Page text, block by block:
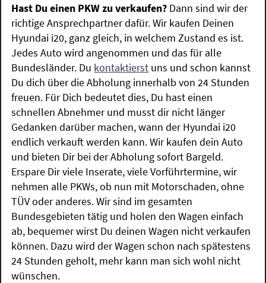
Hast Du einen PKW zu verkaufen? Dann sind wir der
richtige Ansprechpartner dafür. Wir kaufen Deinen
Hyundai i20, ganz gleich, in welchem Zustand es ist.
Jedes Auto wird angenommen und das für alle
Bundesländer. Du kontaktierst uns und schon kannst
Du dich über die Abholung innerhalb von 24 Stunden
freuen. Für Dich bedeutet dies, Du hast einen
schnellen Abnehmer und musst dir nicht länger
Gedanken darüber machen, wann der Hyundai i20
endlich verkauft werden kann. Wir kaufen dein Auto
und bieten Dir bei der Abholung sofort Bargeld.
Erspare Dir viele Inserate, viele Vorführtermine, wir
nehmen alle PKWs, ob nun mit Motorschaden, ohne
TÜV oder anderes. Wir sind im gesamten
Bundesgebieten tätig und holen den Wagen einfach
ab, bequemer wirst Du deinen Wagen nicht verkaufen
können. Dazu wird der Wagen schon nach spätestens
24 Stunden geholt, mehr kann man sich wohl nicht
wünschen.